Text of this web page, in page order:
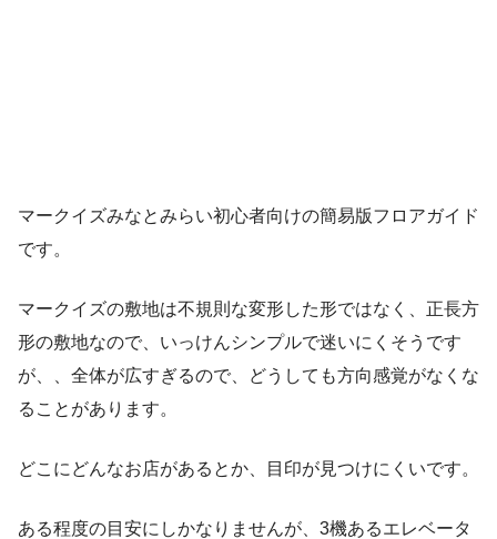
マークイズみなとみらい初心者向けの簡易版フロアガイド
です。
マークイズの敷地は不規則な変形した形ではなく、正長方
形の敷地なので、いっけんシンプルで迷いにくそうです
が、、全体が広すぎるので、どうしても方向感覚がなくな
ることがあります。
どこにどんなお店があるとか、目印が見つけにくいです。
ある程度の目安にしかなりませんが、3機あるエレベータ